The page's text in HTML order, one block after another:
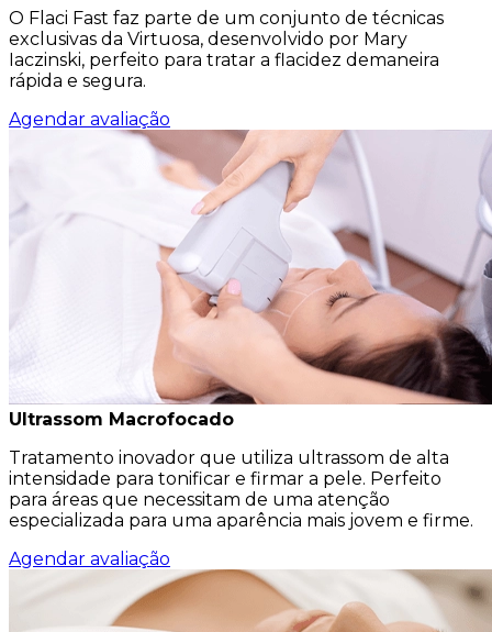
O Flaci Fast faz parte de um conjunto de técnicas
exclusivas da Virtuosa, desenvolvido por Mary
Iaczinski, perfeito para tratar a flacidez demaneira
rápida e segura.
Agendar avaliação
Ultrassom Macrofocado
Tratamento inovador que utiliza ultrassom de alta
intensidade para tonificar e firmar a pele. Perfeito
para áreas que necessitam de uma atenção
especializada para uma aparência mais jovem e firme.
Agendar avaliação